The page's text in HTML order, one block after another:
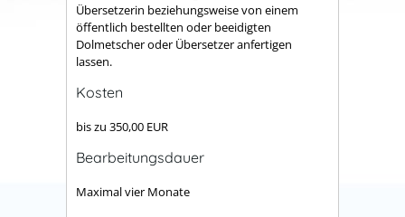
Übersetzerin beziehungsweise von einem
öffentlich bestellten oder beeidigten
Dolmetscher oder Übersetzer anfertigen
lassen.
Kosten
bis zu 350,00 EUR
Bearbeitungsdauer
Maximal vier Monate